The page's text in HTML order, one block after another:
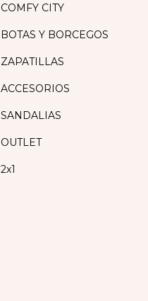
COMFY CITY
BOTAS Y BORCEGOS
ZAPATILLAS
ACCESORIOS
SANDALIAS
OUTLET
2x1